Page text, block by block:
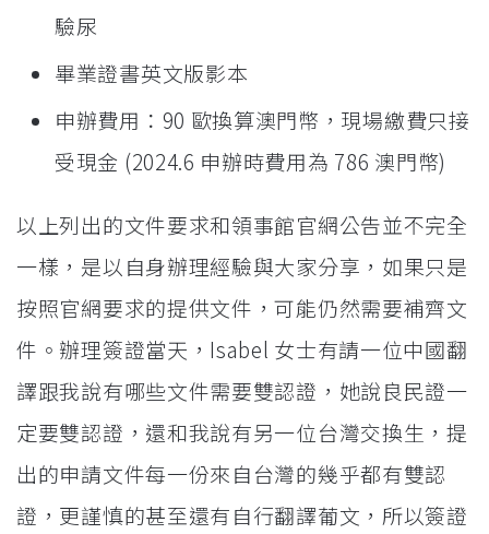
驗尿
畢業證書英文版影本
申辦費用：90 歐換算澳門幣，現場繳費只接
受現金 (2024.6 申辦時費用為 786 澳門幣)
以上列出的文件要求和領事館官網公告並不完全
一樣，是以自身辦理經驗與大家分享，如果只是
按照官網要求的提供文件，可能仍然需要補齊文
件。辦理簽證當天，Isabel 女士有請一位中國翻
譯跟我說有哪些文件需要雙認證，她說良民證一
定要雙認證，還和我說有另一位台灣交換生，提
出的申請文件每一份來自台灣的幾乎都有雙認
證，更謹慎的甚至還有自行翻譯葡文，所以簽證